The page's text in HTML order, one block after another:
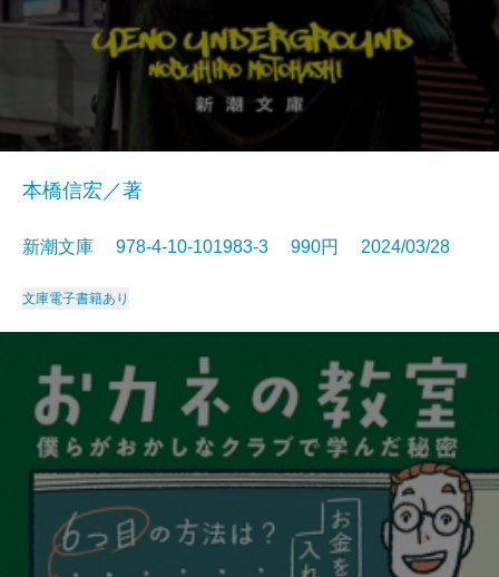
本橋信宏／著
新潮文庫 978-4-10-101983-3 990円 2024/03/28
文庫電子書籍あり